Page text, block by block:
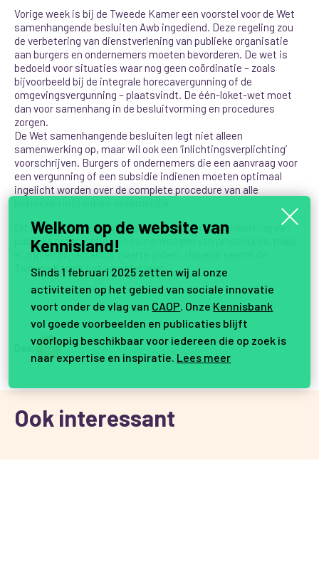
Vorige week is bij de Tweede Kamer een voorstel voor de Wet
samenhangende besluiten Awb ingediend. Deze regeling zou
de verbetering van dienstverlening van publieke organisatie
aan burgers en ondernemers moeten bevorderen. De wet is
bedoeld voor situaties waar nog geen coördinatie – zoals
bijvoorbeeld bij de integrale horecavergunning of de
omgevingsvergunning – plaatsvindt. De één-loket-wet moet
dan voor samenhang in de besluitvorming en procedures
zorgen.
De Wet samenhangende besluiten legt niet alleen
samenwerking op, maar wil ook een ‘inlichtingsverplichting’
voorschrijven. Burgers of ondernemers die een aanvraag voor
een vergunning of een subsidie indienen moeten optimaal
ingelicht worden over de complete procedure van alle
Dit klinkt goed. Er wordt veel gedaan aan samenwerking van
publieke organisaties en samenvoegen van procedures, maar
er zijn en blijven altijd ‘zwarte gaten’. Hopelijk neemt de
Tweede Kamer het voorstel over.
Deel
Ook interessant
Welkom op de website van
Kennisland!
Sinds 1 februari 2025 zetten wij al onze
activiteiten op het gebied van sociale innovatie
voort onder de vlag van CAOP. Onze Kennisbank
vol goede voorbeelden en publicaties blijft
voorlopig beschikbaar voor iedereen die op zoek is
naar expertise en inspiratie. Lees meer